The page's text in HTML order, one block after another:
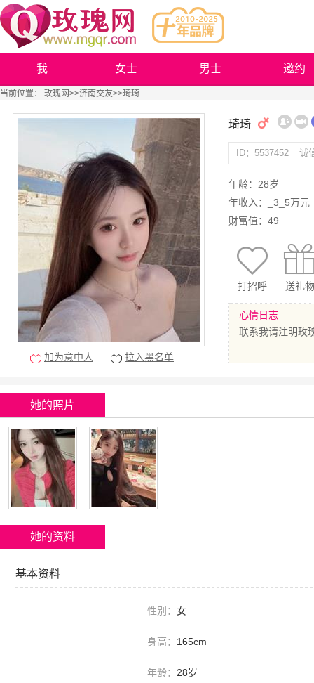
我 女士 男士 邀约
当前位置： 玫瑰网>>济南交友>>琦琦
琦琦
ID：5537452 诚
年龄：28岁
年收入：_3_5万元
财富值：49
打招呼 送礼物
心情日志
联系我请注明玫
加为意中人 拉入黑名单
她的照片
她的资料
基本资料
性别： 女
身高： 165cm
年龄： 28岁